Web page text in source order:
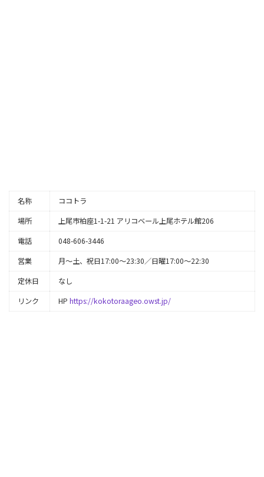
名称
ココトラ
場所
上尾市柏座1-1-21 アリコベール上尾ホテル館206
電話
048-606-3446
営業
月～土、祝日17:00～23:30／日曜17:00～22:30
定休日
なし
リンク
HP https://kokotoraageo.owst.jp/